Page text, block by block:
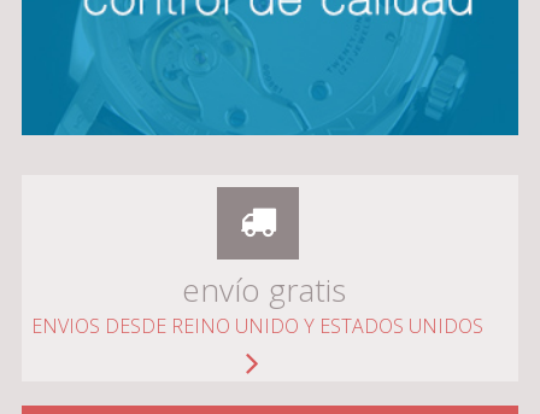
envío gratis
ENVIOS DESDE REINO UNIDO Y ESTADOS UNIDOS